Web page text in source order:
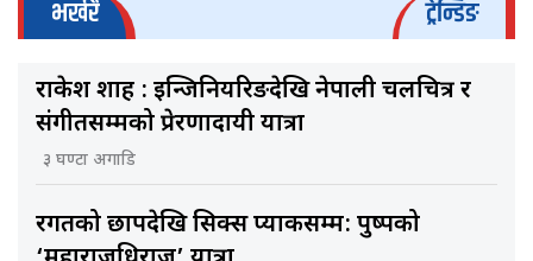
भर्खरै ट्रेन्डिङ
राकेश शाह : इन्जिनियरिङदेखि नेपाली चलचित्र र
संगीतसम्मको प्रेरणादायी यात्रा
३ घण्टा अगाडि
रगतको छापदेखि सिक्स प्याकसम्म: पुष्पको